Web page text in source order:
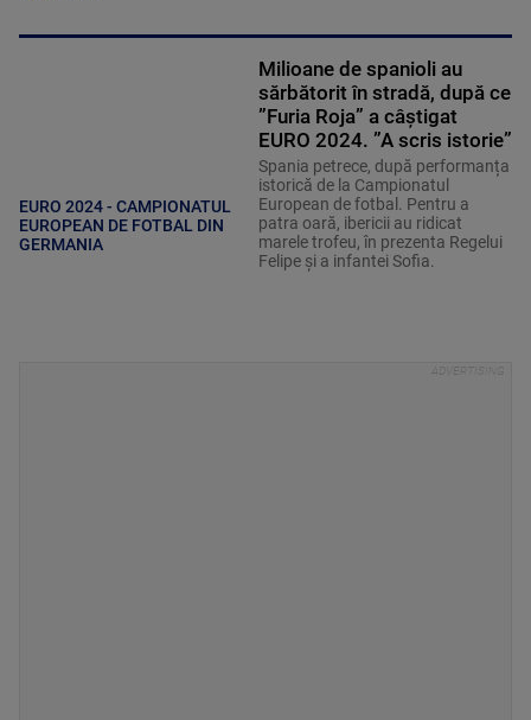
EURO 2024 - CAMPIONATUL
EUROPEAN DE FOTBAL DIN
GERMANIA
Milioane de spanioli au
sărbătorit în stradă, după ce
”Furia Roja” a câștigat
EURO 2024. ”A scris istorie”
Spania petrece, după performanța
istorică de la Campionatul
European de fotbal. Pentru a
patra oară, ibericii au ridicat
marele trofeu, în prezenta Regelui
Felipe și a infantei Sofia.